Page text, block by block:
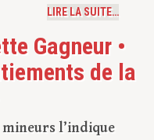
LIRE LA SUITE…
Gagneur •
de la
mineurs l’indique